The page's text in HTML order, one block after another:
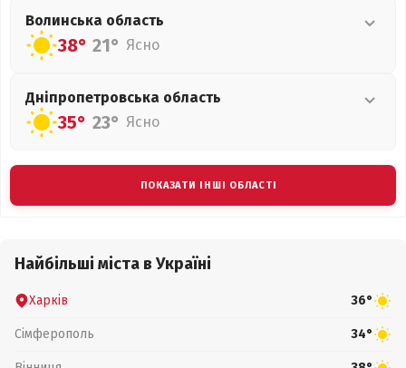
Волинська область
38° 21° Ясно
Дніпропетровська область
35° 23° Ясно
ПОКАЗАТИ ІНШІ ОБЛАСТІ
Найбільші міста в Україні
Харків 36°
Сімферополь 34°